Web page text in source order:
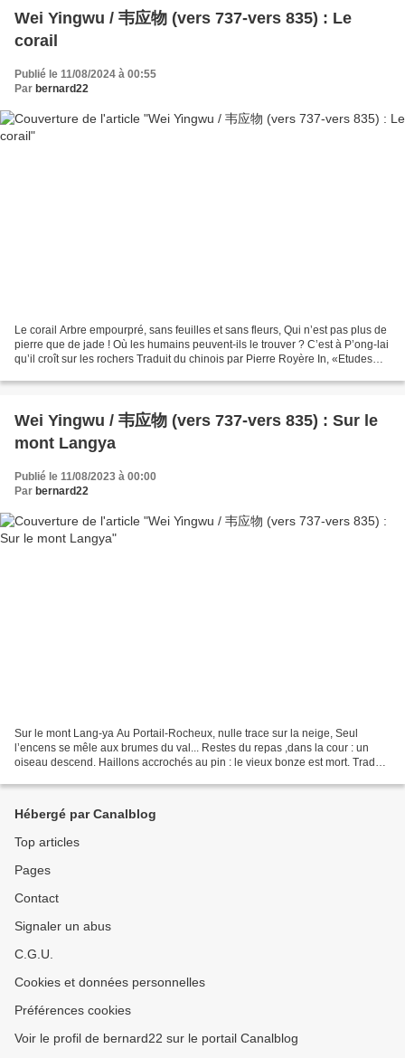
Wei Yingwu / 韦应物 (vers 737-vers 835) : Le
corail
Publié le 11/08/2024 à 00:55
Par bernard22
Le corail Arbre empourpré, sans feuilles et sans fleurs, Qui n’est pas plus de
pierre que de jade ! Où les humains peuvent-ils le trouver ? C’est à P’ong-lai
qu’il croît sur les rochers Traduit du chinois par Pierre Royère In, «Etudes
Wei Yingwu / 韦应物 (vers 737-vers 835) : Sur le
mont Langya
Publié le 11/08/2023 à 00:00
Par bernard22
Sur le mont Lang-ya Au Portail-Rocheux, nulle trace sur la neige, Seul
l’encens se mêle aux brumes du val... Restes du repas ,dans la cour : un
oiseau descend. Haillons accrochés au pin : le vieux bonze est mort. Traduit
Hébergé par Canalblog
Top articles
Pages
Contact
Signaler un abus
C.G.U.
Cookies et données personnelles
Préférences cookies
Voir le profil de bernard22 sur le portail Canalblog